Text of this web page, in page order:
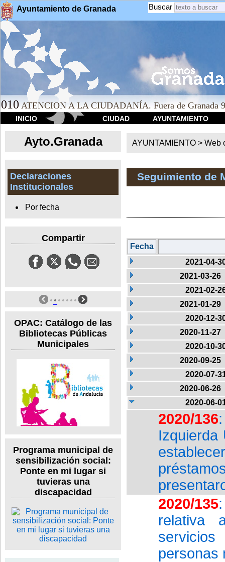
Ayuntamiento de Granada Buscar
010 ATENCION A LA CIUDADANÍA. Fuera de Granada
INICIO CIUDAD AYUNTAMIENTO
Ayto.Granada
Declaraciones
Institucionales
Por fecha
Compartir
OPAC: Catálogo de las
Bibliotecas Públicas
Municipales
Programa municipal de
sensibilización social:
Ponte en mi lugar si
tuvieras una
discapacidad
AYUNTAMIENTO > Web
Seguimiento de
Fecha
2021-04-
2021-03-26
2021-02-
2021-01-29
2020-12-
2020-11-27
2020-10-
2020-09-25
2020-07-
2020-06-26
2020-06-
2020/136
Izquierda
2020/135
relativa
personas